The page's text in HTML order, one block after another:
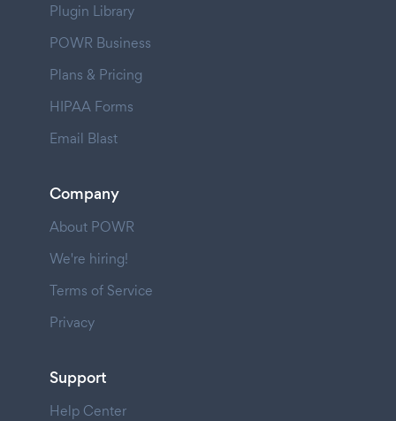
Plugin Library
POWR Business
Plans & Pricing
HIPAA Forms
Email Blast
Company
About POWR
We're hiring!
Terms of Service
Privacy
Support
Help Center